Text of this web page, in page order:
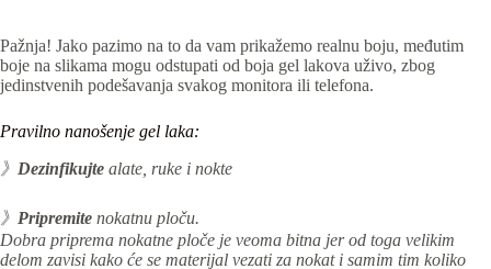
Pažnja! Jako pazimo na to da vam prikažemo realnu boju, međutim
boje na slikama mogu odstupati od boja gel lakova uživo, zbog
jedinstvenih podešavanja svakog monitora ili telefona.
Pravilno nanošenje gel laka:
》 Dezinfikujte alate, ruke i nokte
》 Pripremite nokatnu ploču.
Dobra priprema nokatne ploče je veoma bitna jer od toga velikim
delom zavisi kako će se materijal vezati za nokat i samim tim koliko